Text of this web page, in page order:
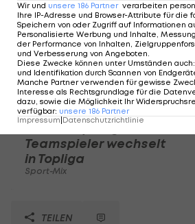
Karrieresprung! ÖVV-
Teamspieler wechselt
in Topliga
Sport-Mix
TEILEN
Wir und unsere 186 Partner verarbeiten
Ihre IP-Adresse und Browser-Attribute für die
Speichern von oder Zugriff auf Informationen
Personalisierte Werbung und Inhalte,
der Performance von Inhalten,
und Verbesserung von Angeboten.
Diese Zwecke können unter Umständen auch:
und Identifikation durch Scannen von
Manche Partner verwenden für gewisse
Interesse als Rechtsgrundlage für die
dazu, sowie die Möglichkeit Ihr
verfügbar: unsere 186 Partner
Impressum Datenschutzrichtlinie